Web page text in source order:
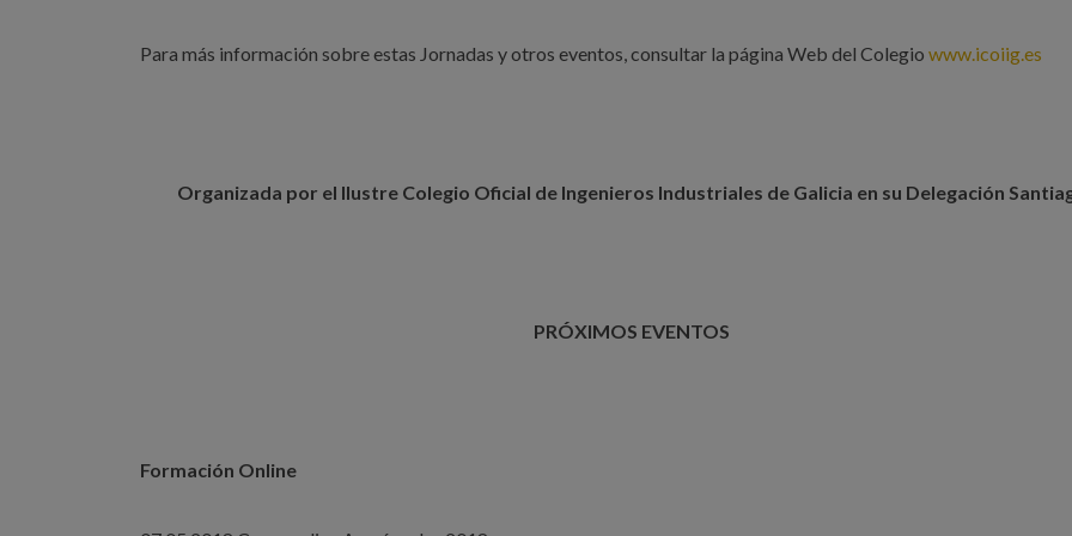
Para más información sobre estas Jornadas y otros eventos, consultar la página Web del Colegio www.icoiig.es
Organizada por el Ilustre Colegio Oficial de Ingenieros Industriales de Galicia en su Delegación
PRÓXIMOS EVENTOS
Formación Online